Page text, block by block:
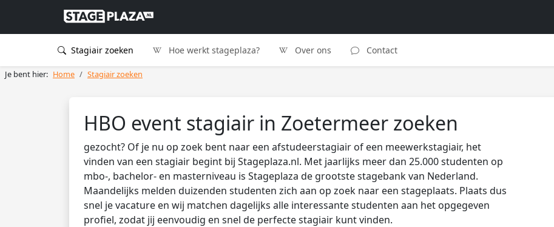
Stagiair zoeken Hoe werkt stageplaza? Over ons Contact
Je bent hier: Home Stagiair zoeken
HBO event stagiair in Zoetermeer zoeken
gezocht? Of je nu op zoek bent naar een afstudeerstagiair of een meewerkstagiair, het
vinden van een stagiair begint bij Stageplaza.nl. Met jaarlijks meer dan 25.000 studenten op
mbo-, bachelor- en masterniveau is Stageplaza de grootste stagebank van Nederland.
Maandelijks melden duizenden studenten zich aan op zoek naar een stageplaats. Plaats dus
snel je vacature en wij matchen dagelijks alle interessante studenten aan het opgegeven
profiel, zodat jij eenvoudig en snel de perfecte stagiair kunt vinden.